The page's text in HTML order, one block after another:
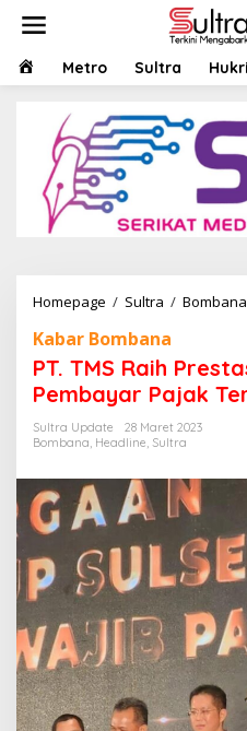
HOMEMetro Sultra
Homepage / Sultra / Bombana
Kabar Bombana
PT. TMS Raih
Pembayar Pajak
Sultra Update
28 Maret 2023
Bombana, Headline, Sultra